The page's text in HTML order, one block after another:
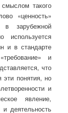
такого
«ценность»
в зарубежной
используется
и в стандарте
и
что
эти понятия, но
и
явление,
деятельность